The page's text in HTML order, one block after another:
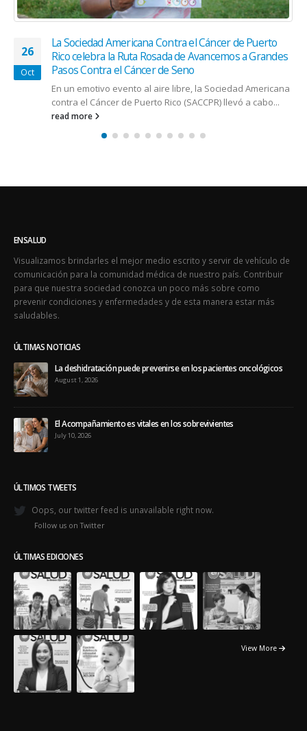
ENSALUD
Visualizamos brindarles el mejor medio escrito y servir de vehículo de
comunicación para la comunidad médica de nuestro país. Contribuir
para que nuestra sociedad conozca un poco más sobre como
July 10, 2026
ÚLTIMOS TWEETS
Follow us on Twitter
ÚLTIMAS EDICIONES
© Copyright 2018. Todos los Derechos Reservados. -
Powered by:
Exitosites.com